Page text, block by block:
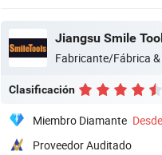
Jiangsu Smile
Fabricante/Fábrica
Clasificación
Miembro Diamante
Proveedor Auditado